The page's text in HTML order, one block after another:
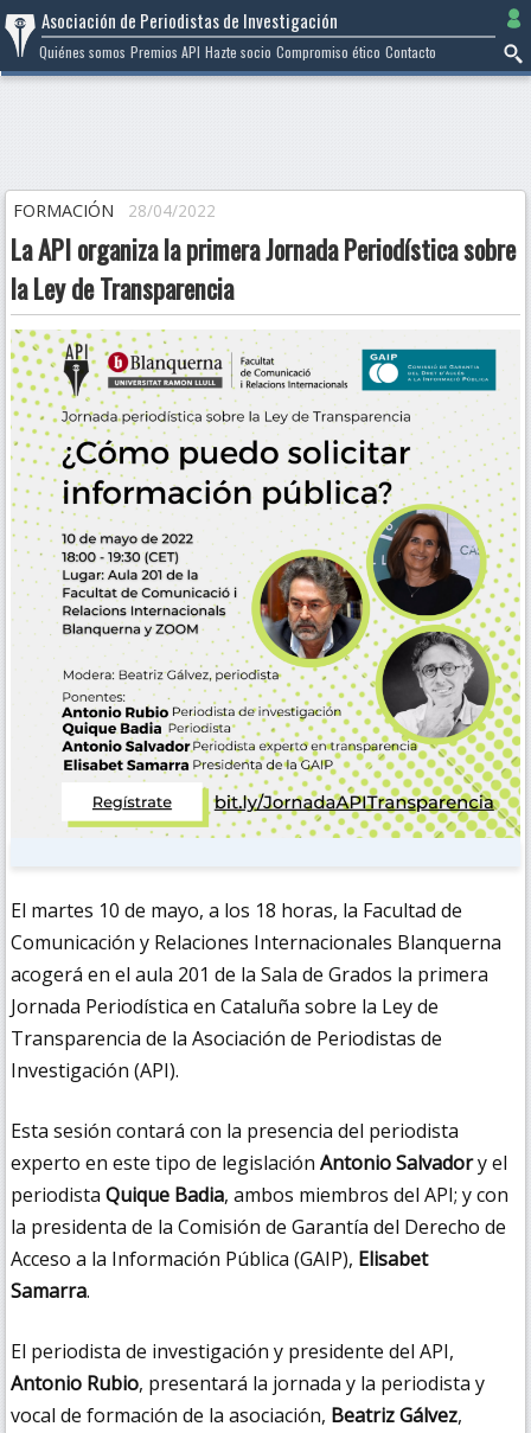
Ir
al
contenido
Asociación de Periodistas de Investigación
Quiénes somos Premios API Hazte socio Compromiso ético Contacto
FORMACIÓN 28/04/2022
La API organiza la primera Jornada Periodística sobre
la Ley de Transparencia
El martes 10 de mayo, a los 18 horas, la Facultad de
Comunicación y Relaciones Internacionales Blanquerna
acogerá en el aula 201 de la Sala de Grados la primera
Jornada Periodística en Cataluña sobre la Ley de
Transparencia de la Asociación de Periodistas de
Investigación (API).
Esta sesión contará con la presencia del periodista
experto en este tipo de legislaciónAntonio Salvadory el
periodistaQuique Badia, ambos miembros del API; y con
la presidenta de la Comisión de Garantía del Derecho de
Acceso a la Información Pública (GAIP), Elisabet
Samarra.
El periodista de investigación y presidente del API,
Antonio Rubio, presentará la jornada y la periodista y
vocal de formación de la asociación, Beatriz Gálvez,